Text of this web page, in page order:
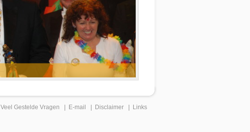
Veel Gestelde Vragen E-mail Disclaimer Links